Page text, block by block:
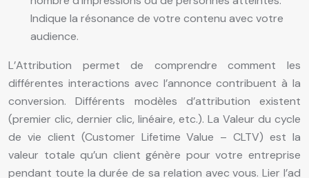
Indique la résonance de votre contenu avec votre
audience.
L’Attribution permet de comprendre comment les
différentes interactions avec l’annonce contribuent à la
conversion. Différents modèles d’attribution existent
(premier clic, dernier clic, linéaire, etc.). La Valeur du cycle
de vie client (Customer Lifetime Value – CLTV) est la
valeur totale qu’un client génère pour votre entreprise
pendant toute la durée de sa relation avec vous. Lier l’ad